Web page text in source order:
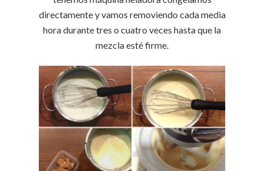
directamente y vamos removiendo cada media
hora durante tres o cuatro veces hasta que la
mezcla esté firme.